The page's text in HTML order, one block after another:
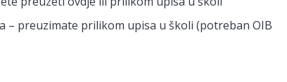
– preuzimate prilikom upisa u školi (potreban OIB